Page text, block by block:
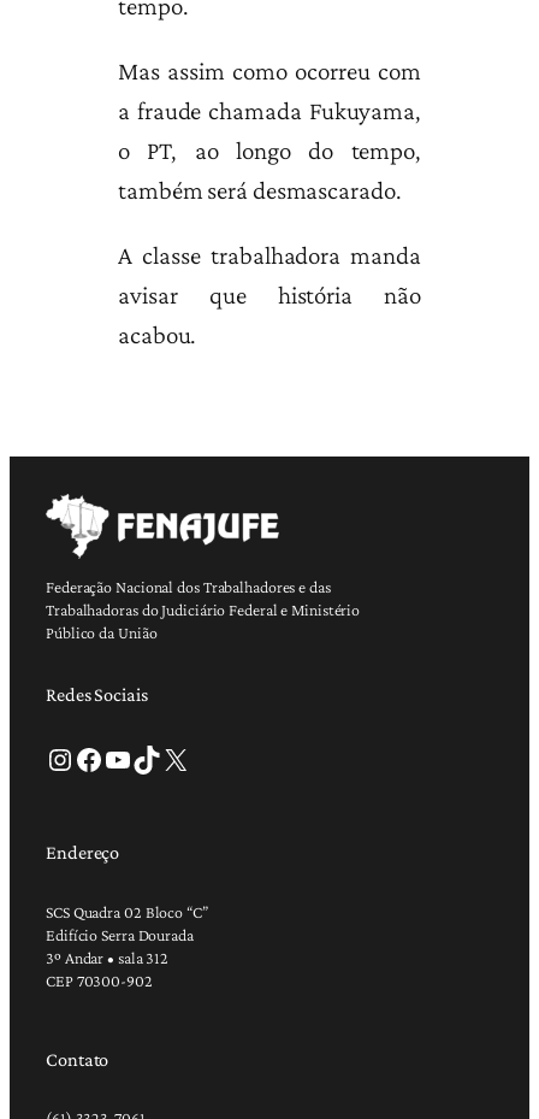
Mas assim como ocorreu com
a fraude chamada Fukuyama,
o PT, ao longo do tempo,
também será desmascarado.
A classe trabalhadora manda
avisar que história não
acabou.
Federação Nacional dos Trabalhadores e das
Trabalhadoras do Judiciário Federal e Ministério
Público da União
Redes Sociais
Instagram Facebook Youtube TikTok X
Endereço
SCS Quadra 02 Bloco “C”
Edifício Serra Dourada
3º Andar • sala 312
CEP 70300-902
Contato